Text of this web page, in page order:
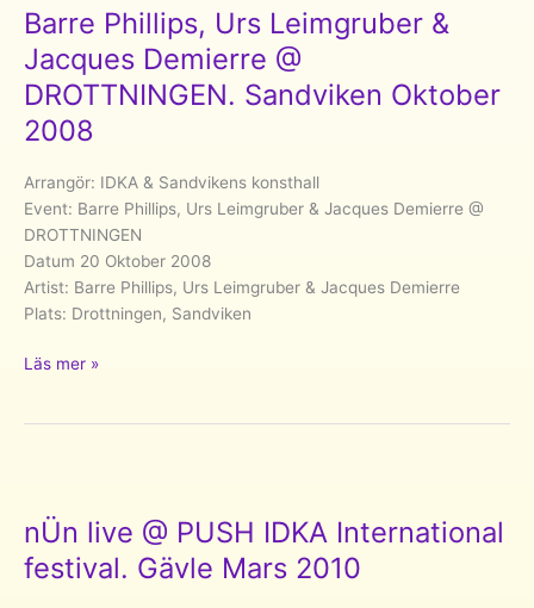
2014
Barre Phillips, Urs Leimgruber &
Jacques Demierre @
DROTTNINGEN. Sandviken Oktober
2008
Arrangör: IDKA & Sandvikens konsthall
Event: Barre Phillips, Urs Leimgruber & Jacques Demierre @
DROTTNINGEN
Datum 20 Oktober 2008
Artist: Barre Phillips, Urs Leimgruber & Jacques Demierre
Plats: Drottningen, Sandviken
Barre
Demierre
@
DROTTNINGEN.
Läs mer »
nÜn live @ PUSH IDKA International
festival. Gävle Mars 2010